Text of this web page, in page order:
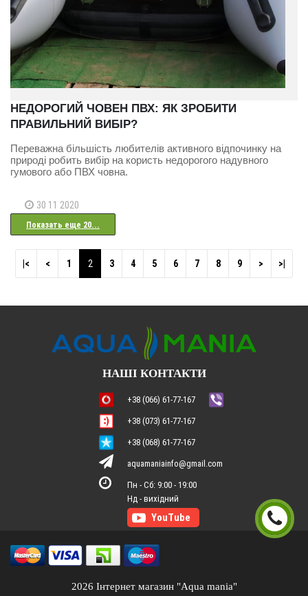
НЕДОРОГИЙ ЧОВЕН ПВХ: ЯК ЗРОБИТИ
ПРАВИЛЬНИЙ ВИБІР?
Переважна більшість любителів активного відпочинку на
природі робить вибір на користь недорогого надувного
гумового або ПВХ човна.
30 11 2020
Показать еще 20...
|< < 1 2 3 4 5 6 7 8 9 > >|
НАШІ КОНТАКТИ
+38 (066) 61-77-167
+38 (073) 61-77-167
+38 (068) 61-77-167
aquamaniainfo@gmail.com
Пн - Сб: 9:00 - 19:00
2026 Інтернет магазин "Aqua mania"